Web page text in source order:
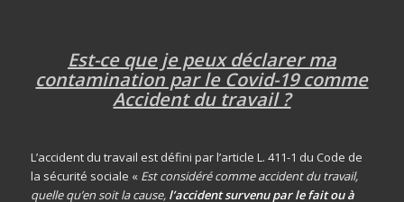
Est-ce que je peux déclarer ma
contamination par le Covid-19 comme
Accident du travail ?
L’accident du travail est défini par l’article L. 411-1 du Code de
la sécurité sociale « Est considéré comme accident du travail,
quelle qu’en soit la cause, l’accident survenu par le fait ou à